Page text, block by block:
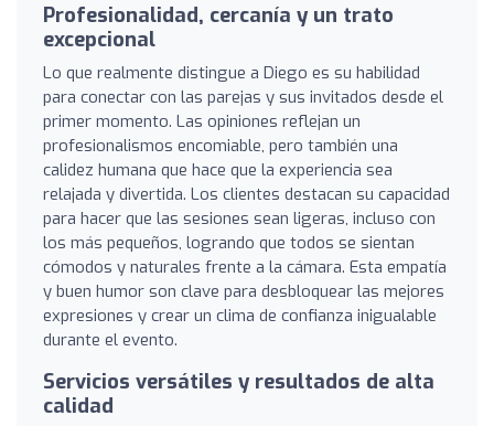
Profesionalidad, cercanía y un trato
excepcional
Lo que realmente distingue a Diego es su habilidad
para conectar con las parejas y sus invitados desde el
primer momento. Las opiniones reflejan un
profesionalismos encomiable, pero también una
calidez humana que hace que la experiencia sea
relajada y divertida. Los clientes destacan su capacidad
para hacer que las sesiones sean ligeras, incluso con
los más pequeños, logrando que todos se sientan
cómodos y naturales frente a la cámara. Esta empatía
y buen humor son clave para desbloquear las mejores
expresiones y crear un clima de confianza inigualable
durante el evento.
Servicios versátiles y resultados de alta
calidad